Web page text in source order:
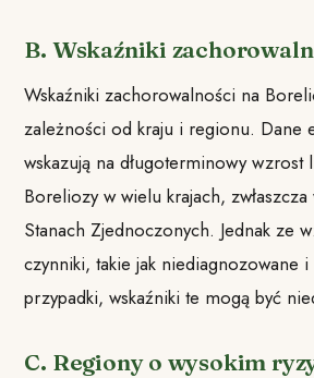
B. Wskaźniki
Wskaźniki zachorowalności na
zależności od kraju i regionu. Dane
wskazują na długoterminowy wzrost
Boreliozy w wielu krajach,
Stanach Zjednoczonych. Jednak ze
czynniki, takie jak niediagnozowane i
przypadki, wskaźniki te mogą być
C. Regiony o wysokim